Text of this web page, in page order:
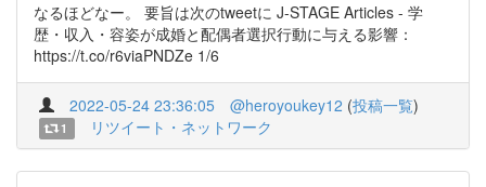
なるほどなー。 要旨は次のtweetに J-STAGE Articles - 学
歴・収入・容姿が成婚と配偶者選択行動に与える影響：
https://t.co/r6viaPNDZe 1/6
2022-05-24 23:36:05 @heroyoukey12 (投稿一覧)
1 リツイート・ネットワーク